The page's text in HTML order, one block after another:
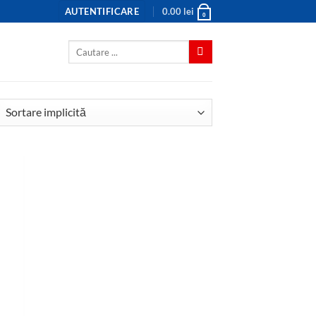
AUTENTIFICARE 0.00 lei 0